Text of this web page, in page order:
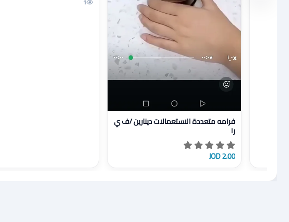
عرض تفاصيل فرامه متعددة الاستعمالات دينارين /ف ي ر١
فرامه متعددة الاستعمالات دينارين /ف ي
ر١
2.00 JOD